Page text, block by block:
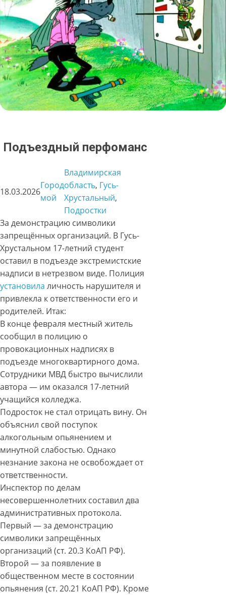
Подъездный перфоманс
18.03.2026
Город
мой
Владимирская
область, Гусь-
Хрустальный
Подростки
За демонстрацию символики
запрещённых организаций. В Гусь-
Хрустальном 17-летний студент
оставил в подъезде экстремистские
надписи в нетрезвом виде. Полиция
установила личность нарушителя и
привлекла к ответственности его и
родителей. Итак:
В конце февраля местный житель
сообщил в полицию о
провокационных надписях в
подъезде многоквартирного дома.
Сотрудники МВД быстро вычислили
автора — им оказался 17-летний
учащийся колледжа.
Подросток не стал отрицать вину. Он
объяснил свой поступок
алкогольным опьянением и
минутной слабостью. Однако
незнание закона не освобождает от
ответственности.
Инспектор по делам
несовершеннолетних составил два
административных протокола.
Первый — за демонстрацию
символики запрещённых
организаций (ст. 20.3 КоАП РФ).
Второй — за появление в
общественном месте в состоянии
опьянения (ст. 20.21 КоАП РФ). Кроме